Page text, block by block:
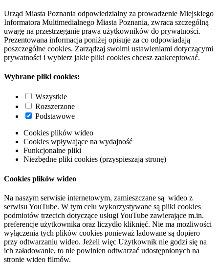
Urząd Miasta Poznania odpowiedzialny za prowadzenie Miejskiego
Informatora Multimedialnego Miasta Poznania, zwraca szczególną
uwagę na przestrzeganie prawa użytkowników do prywatności.
Prezentowana informacja poniżej opisuje za co odpowiadają
poszczególne cookies. Zarządzaj swoimi ustawieniami dotyczącymi
prywatności i wybierz jakie pliki cookies chcesz zaakceptować.
Wybrane pliki cookies:
Wszystkie
Rozszerzone
Podstawowe
Cookies plików wideo
Cookies wpływające na wydajność
Funkcjonalne pliki
Niezbędne pliki cookies (przyspieszają stronę)
Cookies plików wideo
Na naszym serwisie internetowym, zamieszczane są wideo z
serwisu YouTube. W tym celu wykorzystywane są pliki cookies
podmiotów trzecich dotyczące usługi YouTube zawierające m.in.
preferencje użytkownika oraz liczydło kliknięć. Nie ma możliwości
wyłączenia tych plików cookies ponieważ ładowane są dopiero
przy odtwarzaniu wideo. Jeżeli więc Użytkownik nie godzi się na
ich załadowanie, to nie powinien odtwarzać udostępnionych na
stronie wideo filmów.